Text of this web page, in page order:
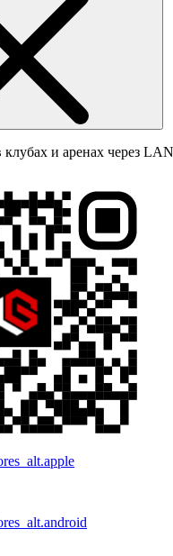
клубах и аренах через